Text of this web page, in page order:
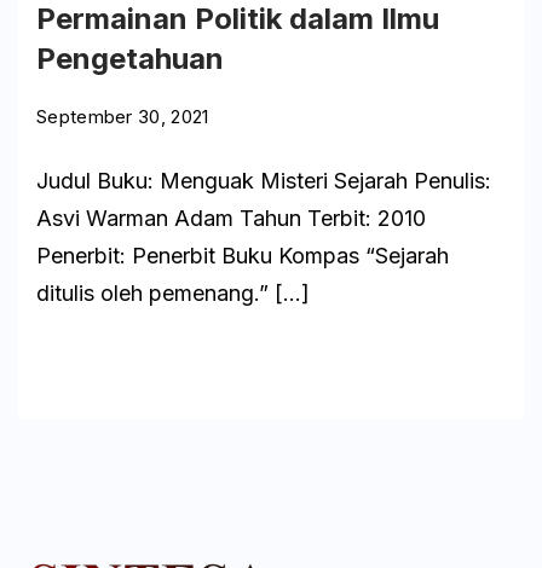
Permainan Politik dalam Ilmu
Pengetahuan
September 30, 2021
Judul Buku: Menguak Misteri Sejarah Penulis:
Asvi Warman Adam Tahun Terbit: 2010
Penerbit: Penerbit Buku Kompas “Sejarah
ditulis oleh pemenang.” […]